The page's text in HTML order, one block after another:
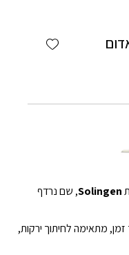
wishlist
Solingen, שם נרדף
מתאימה לחיתוך ירקות,